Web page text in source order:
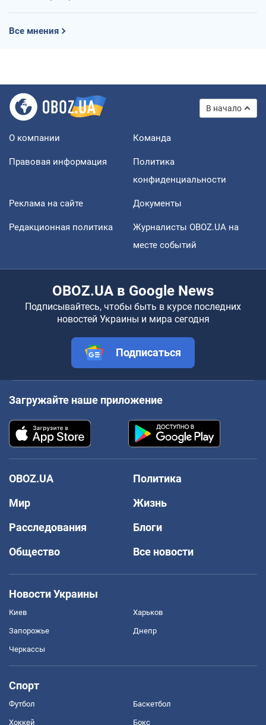
Все мнения
В начало
О компании Команда
Правовая информация
Политика
конфиденциальности
Реклама на сайте Документы
Редакционная политика
Журналисты OBOZ.UA на
месте событий
OBOZ.UA в Google News
Подписывайтесь, чтобы быть в курсе последних
новостей Украины и мира сегодня
Подписаться
Загружайте наше приложение
OBOZ.UA
Политика
Мир
Жизнь
Расследования
Блоги
Общество
Все новости
Новости Украины
Киев Харьков
Запорожье Днепр
Черкассы
Спорт
Футбол Баскетбол
Хоккей Бокс